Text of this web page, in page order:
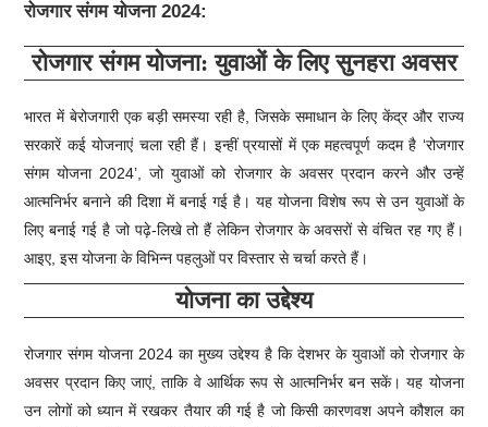
रोजगार संगम योजना 2024:
रोजगार संगम योजना: युवाओं के लिए सुनहरा अवसर
भारत में बेरोजगारी एक बड़ी समस्या रही है, जिसके समाधान के लिए केंद्र और राज्य
सरकारें कई योजनाएं चला रही हैं। इन्हीं प्रयासों में एक महत्वपूर्ण कदम है ‘रोजगार
संगम योजना 2024’, जो युवाओं को रोजगार के अवसर प्रदान करने और उन्हें
आत्मनिर्भर बनाने की दिशा में बनाई गई है। यह योजना विशेष रूप से उन युवाओं के
लिए बनाई गई है जो पढ़े-लिखे तो हैं लेकिन रोजगार के अवसरों से वंचित रह गए हैं।
आइए, इस योजना के विभिन्न पहलुओं पर विस्तार से चर्चा करते हैं।
योजना का उद्देश्य
रोजगार संगम योजना 2024 का मुख्य उद्देश्य है कि देशभर के युवाओं को रोजगार के
अवसर प्रदान किए जाएं, ताकि वे आर्थिक रूप से आत्मनिर्भर बन सकें। यह योजना
उन लोगों को ध्यान में रखकर तैयार की गई है जो किसी कारणवश अपने कौशल का